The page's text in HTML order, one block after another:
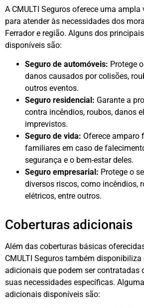
A CMULTI Seguros oferece uma ampla
para atender às necessidades dos
Ferrador e região. Alguns dos
disponíveis são:
Seguro de automóveis: Protege
danos causados por colisões,
outros eventos.
Seguro residencial: Garante a
contra incêndios, roubos, danos
imprevistos.
Seguro de vida: Oferece amparo
familiares em caso de
segurança e o bem-estar deles.
Seguro empresarial: Protege o
diversos riscos, como incêndios,
elétricos, entre outros.
Coberturas adicionais
Além das coberturas básicas
CMULTI Seguros também disponibiliza
adicionais que podem ser contratadas
suas necessidades específicas.
adicionais disponíveis são: